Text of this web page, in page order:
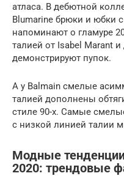
атласа. В дебютной
Blumarine брюки и юбки
напоминают о гламуре
талией от Isabel Marant
демонстрируют пупок.
А у Balmain смелые
талией дополнены
стиле 90-х. Самые
с низкой линией талии
Модные
2020: трендовые